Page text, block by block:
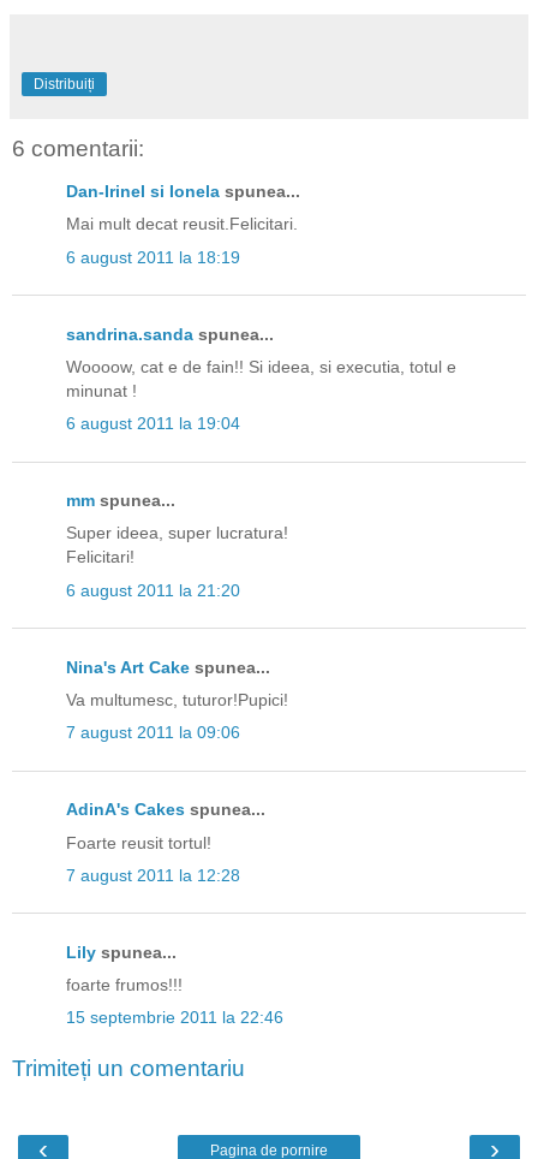
Distribuiți
6 comentarii:
Dan-Irinel si Ionela spunea...
Mai mult decat reusit.Felicitari.
6 august 2011 la 18:19
sandrina.sanda spunea...
Woooow, cat e de fain!! Si ideea, si executia, totul e
minunat !
6 august 2011 la 19:04
mm spunea...
Super ideea, super lucratura!
Felicitari!
6 august 2011 la 21:20
Nina's Art Cake spunea...
Va multumesc, tuturor!Pupici!
7 august 2011 la 09:06
AdinA's Cakes spunea...
Foarte reusit tortul!
7 august 2011 la 12:28
Lily spunea...
foarte frumos!!!
15 septembrie 2011 la 22:46
Trimiteți un comentariu
‹ ›
Pagina de pornire